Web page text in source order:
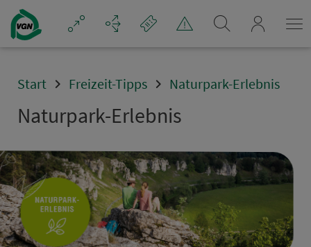
Navigation überspringen
Start Freizeit-Tipps Naturpark-Erlebnis
Naturpark-Erlebnis